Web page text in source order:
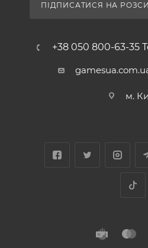
ПІДПИСАТИСЯ НА
+38 050 800-63-35
м.